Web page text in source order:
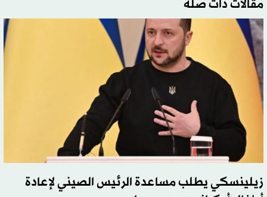
مقالات ذات صلة
زيلينسكي يطلب مساعدة الرئيس الصيني لإعادة